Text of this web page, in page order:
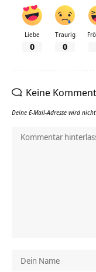
Liebe
0
Traurig
0
Keine
Deine E-Mail-Adresse wird